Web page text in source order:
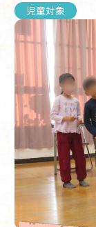
児童対象